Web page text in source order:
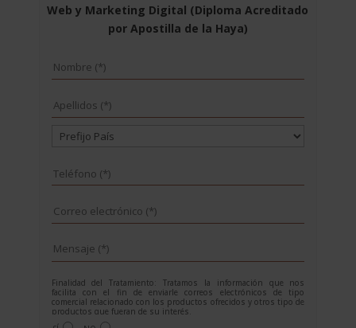
Web y Marketing Digital (Diploma Acreditado
por Apostilla de la Haya)
Finalidad del Tratamiento: Tratamos la información que nos
facilita con el fin de enviarle correos electrónicos de tipo
comercial relacionado con los productos ofrecidos y otros tipo de
productos que fueran de su interés.
Legitimación del tratamiento: Consentimiento del interesado.